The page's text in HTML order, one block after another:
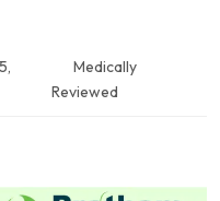
Medically
Reviewed